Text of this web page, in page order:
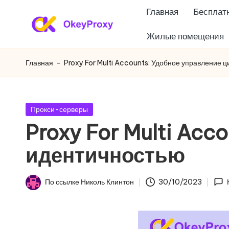
Перейти
Ж
и
ы
е
п
р
мощные
жилые
HTTP(S)/SOCKS5,
бесплатные
пробные
веб-
прокси,
учебники
по
Главная
Жилые помещения
Главная - Proxy For Multi Accounts: Удобное управление
Опубликовано
Прокси-серверы
Proxy For Multi
идентичностью
Опубликовано
По ссылке Николь Клинтон 30/10/2023